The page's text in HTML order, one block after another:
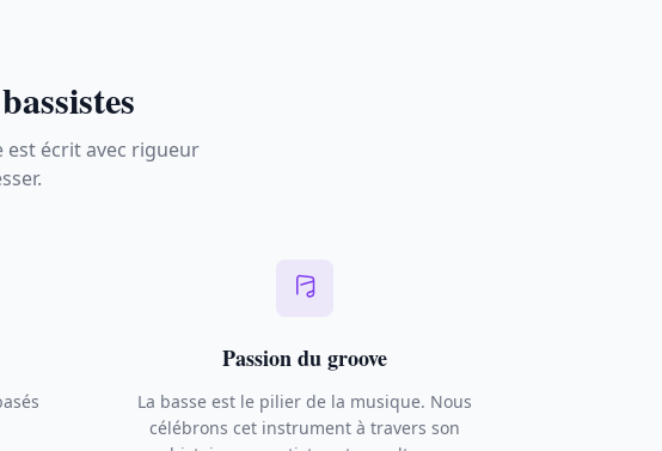
est écrit avec rigueur
Passion du groove
La basse est le pilier de la musique. Nous
célébrons cet instrument à travers son